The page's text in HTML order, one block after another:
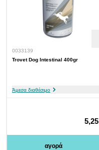
0033139
Trovet Dog Intestinal 400gr
Άμεσα διαθέσιμο
αγορά